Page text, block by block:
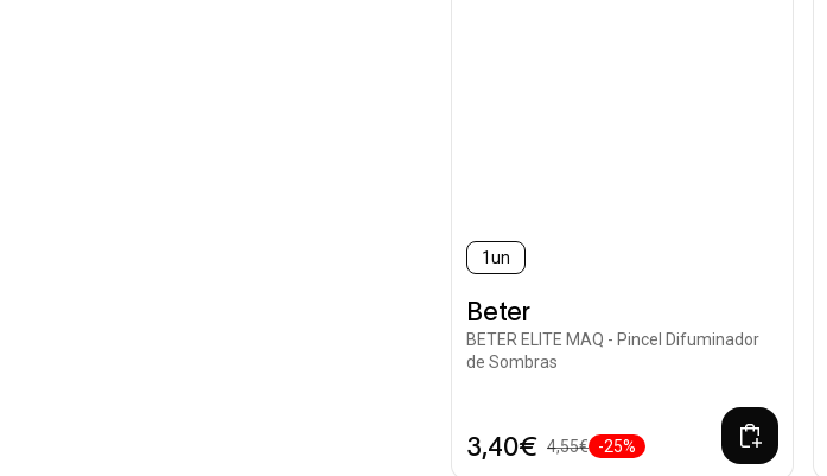
1un
Beter
BETER ELITE MAQ - Pincel Difuminador
de Sombras
3,40€ 4,55€ -25%